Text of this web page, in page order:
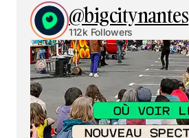
@bigcitynantes
112k Followers